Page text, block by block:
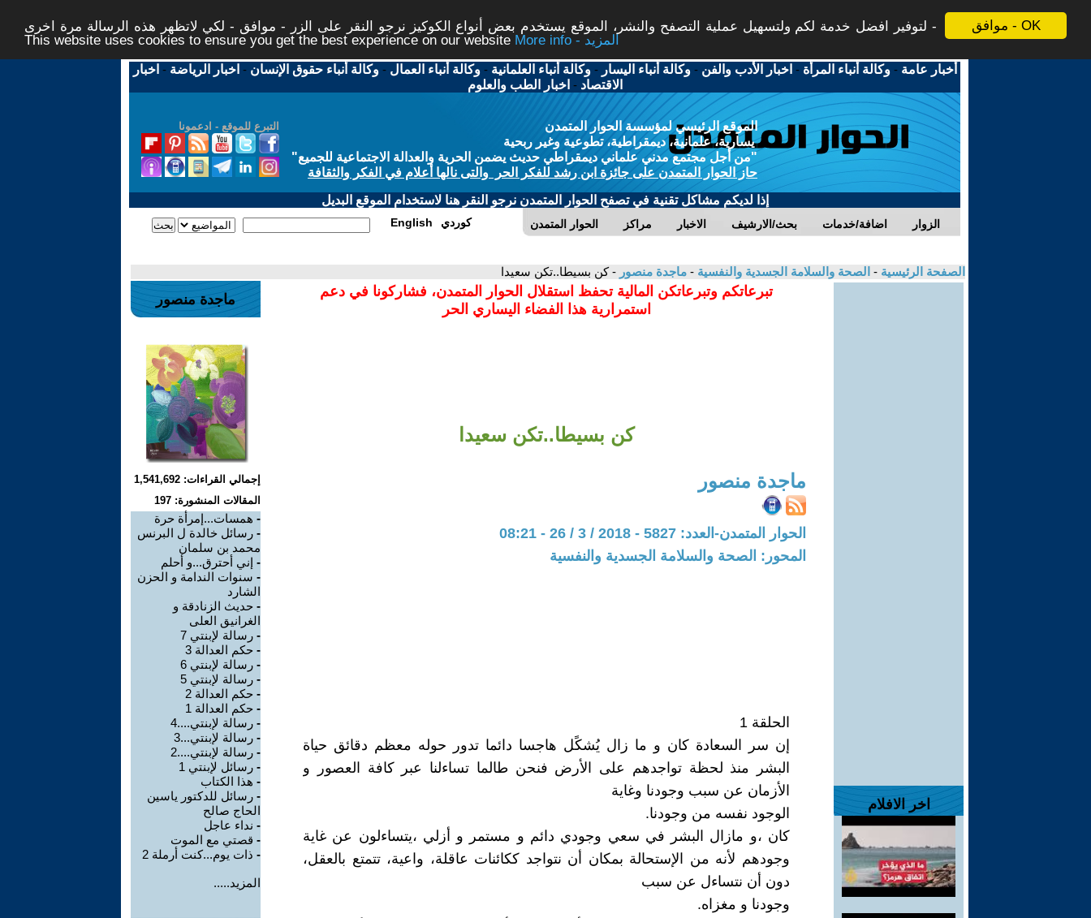
موافق - OK
لتوفير افضل خدمة لكم ولتسهيل عملية التصفح والنشر، الموقع يستخدم بعض أنواع الكوكيز نرجو النقر على الزر - موافق - لكي لاتظهر هذه الرسالة مرة اخرى -
This website uses cookies to ensure you get the best experience on our website
More info - المزيد
أخبار عامة -وكالة أنباء المرأة - اخبار الأدب والفن -وكالة أنباء اليسار -وكالة أنباء العلمانية -وكالة أنباء العمال -وكالة أنباء حقوق الإنسان - اخبار الرياضة - اخبار
الاقتصاد - اخبار الطب والعلوم
التبرع للموقع - ادعمونا
الموقع الرئيسي لمؤسسة الحوار المتمدن
يسارية، علمانية، ديمقراطية، تطوعية وغير ربحية
"من أجل مجتمع مدني علماني ديمقراطي حديث يضمن الحرية والعدالة الاجتماعية للجميع"
حاز الحوار المتمدن على جائزة ابن رشد للفكر الحر والتى نالها أعلام في الفكر والثقافة
إذا لديكم مشاكل تقنية في تصفح الحوار المتمدن نرجو النقر هنا لاستخدام الموقع البديل
الحوار المتمدن مراكز الاخبار بحث/الارشيف اضافة/خدمات الزوار English كوردي
الصفحة الرئيسية - الصحة والسلامة الجسدية والنفسية - ماجدة منصور - كن بسيطا..تكن سعيدا
اخر الافلام
تبرعاتكم وتبرعاتكن المالية تحفظ استقلال الحوار المتمدن، فشاركونا في دعم
استمرارية هذا الفضاء اليساري الحر
كن بسيطا..تكن سعيدا
ماجدة منصور
الحوار المتمدن-العدد: 5827 - 2018 / 3 / 26 - 08:21
المحور: الصحة والسلامة الجسدية والنفسية
الحلقة 1
إن سر السعادة كان و ما زال يُشكًل هاجسا دائما تدور حوله معظم دقائق حياة
البشر منذ لحظة تواجدهم على الأرض فنحن طالما تساءلنا عبر كافة العصور و
الأزمان عن سبب وجودنا وغاية
الوجود نفسه من وجودنا.
كان ،و مازال البشر في سعي وجودي دائم و مستمر و أزلي ،يتساءلون عن غاية
وجودهم لأنه من الإستحالة بمكان أن نتواجد ككائنات عاقلة، واعية، تتمتع بالعقل،
دون أن نتساءل عن سبب
وجودنا و مغزاه.
ماجدة منصور
إجمالي القراءات: 1,541,692
المقالات المنشورة: 197
- همسات...إمرأة حرة
- رسائل خالدة ل البرنس
محمد بن سلمان
- إني أحترق...و أحلم
- سنوات الندامة و الحزن
الشارد
- حديث الزنادقة و
الغرانيق العلى
- رسالة لإبنتي 7
- حكم العدالة 3
- رسالة لإبنتي 6
- رسالة لإبنتي 5
- حكم العدالة 2
- حكم العدالة 1
- رسالة لإبنتي....4
- رسالة لإبنتي...3
- رسالة لإبنتي....2
- رسائل لإبنتي 1
- هذا الكتاب
- رسائل للدكتور ياسين
الحاج صالح
- نداء عاجل
- قصتي مع الموت
- ذات يوم...كنت أرملة 2
المزيد.....